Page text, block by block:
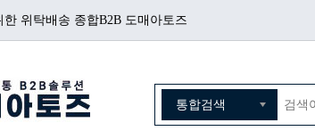
위탁배송 종합B2B 도매아토즈